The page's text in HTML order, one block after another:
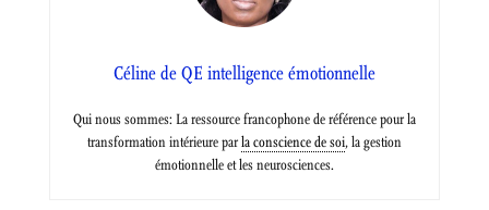
Céline de QE intelligence émotionnelle
Qui nous sommes: La ressource francophone de référence pour la
transformation intérieure parla conscience de soi, la gestion
émotionnelle et les neurosciences.